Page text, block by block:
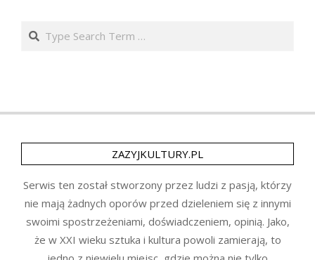
Search
ZAZYJKULTURY.PL
Serwis ten został stworzony przez ludzi z pasją, którzy
nie mają żadnych oporów przed dzieleniem się z innymi
swoimi spostrzeżeniami, doświadczeniem, opinią. Jako,
że w XXI wieku sztuka i kultura powoli zamierają, to